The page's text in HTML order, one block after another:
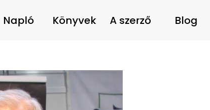
Napló Könyvek A szerző Blog